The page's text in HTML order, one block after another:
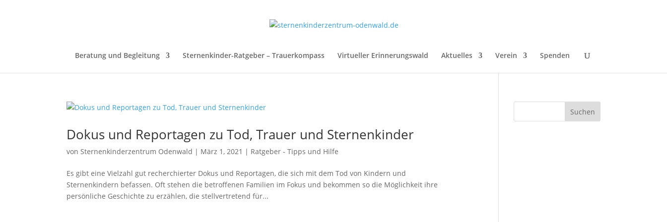
Beratung und Begleitung Sternenkinder-Ratgeber – Trauerkompass Virtueller Erinnerungswald Aktuelles Verein Spenden
Dokus und Reportagen zu Tod, Trauer und Sternenkinder
vonSternenkinderzentrum Odenwald | März 1, 2021 | Ratgeber - Tipps und Hilfe
Es gibt eine Vielzahl gut recherchierter Dokus und Reportagen, die sich mit dem Tod von Kindern und
Sternenkindern befassen. Oft stehen die betroffenen Familien im Fokus und bekommen so die Möglichkeit ihre
persönliche Geschichte zu erzählen, die stellvertretend für...